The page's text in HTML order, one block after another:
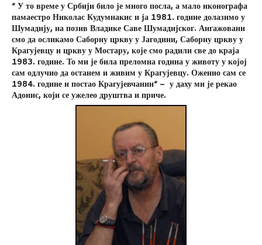
“ У то време у Србији било је много посла, а мало иконографа
памаестро Николас Кудумнакис и ја 1981. године долазимо у
Шумадију, на позив Владике Саве Шумадијског. Ангажовани
смо да осликамо Саборну цркву у Јагодини, Саборну цркву у
Крагујевцу и цркву у Мостару, које смо радили све до краја
1983. године. То ми је била преломна година у животу у којој
сам одлучио да останем и живим у Крагујевцу. Оженио сам се
1984. године и постао Крагујевчанин“ – у даху ми је рекао
Адонис, који се ужелео друштва и приче.